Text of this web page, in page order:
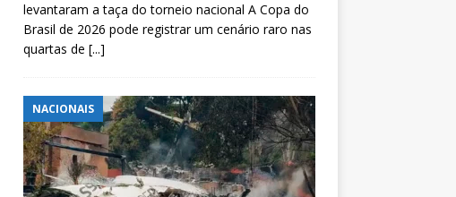
levantaram a taça do torneio nacional A Copa do
Brasil de 2026 pode registrar um cenário raro nas
quartas de [...]
NACIONAIS